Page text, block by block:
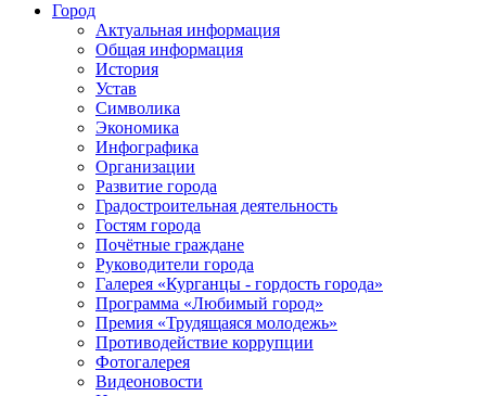
Город
Актуальная информация
Общая информация
История
Устав
Символика
Экономика
Инфографика
Организации
Развитие города
Градостроительная деятельность
Гостям города
Почётные граждане
Руководители города
Галерея «Курганцы - гордость города»
Программа «Любимый город»
Премия «Трудящаяся молодежь»
Противодействие коррупции
Фотогалерея
Видеоновости